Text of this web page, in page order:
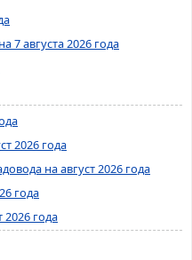
7 августа 2026 года
2026 года
на август 2026 года
года
2026 года